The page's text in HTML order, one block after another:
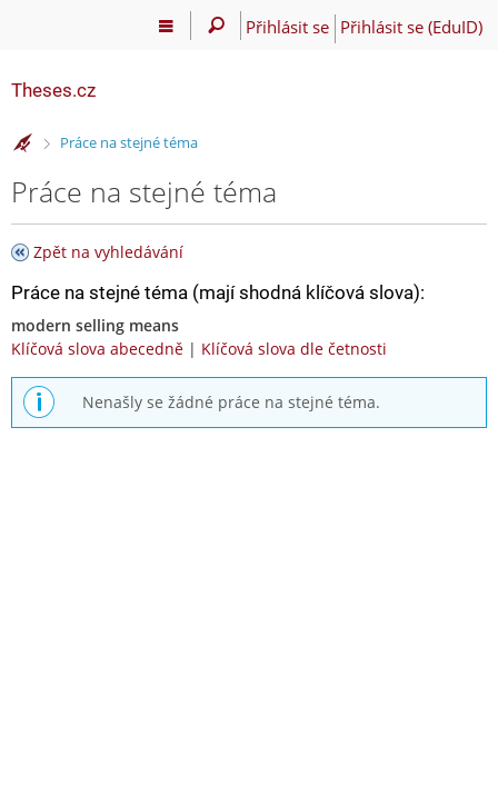
Přihlásit se Přihlásit se (EduID)
Theses.cz
>Práce na stejné téma
Práce na stejné téma
Zpět na vyhledávání
Práce na stejné téma (mají shodná klíčová slova):
modern selling means
Klíčová slova abecedně | Klíčová slova dle četnosti
Nenašly se žádné práce na stejné téma.